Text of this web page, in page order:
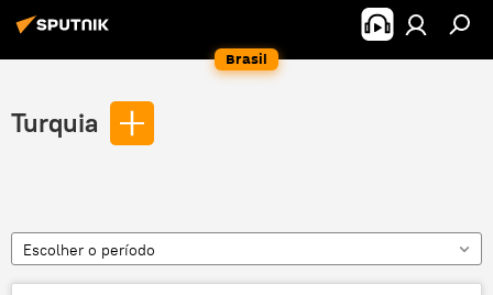
Brasil
Turquia
Escolher o período